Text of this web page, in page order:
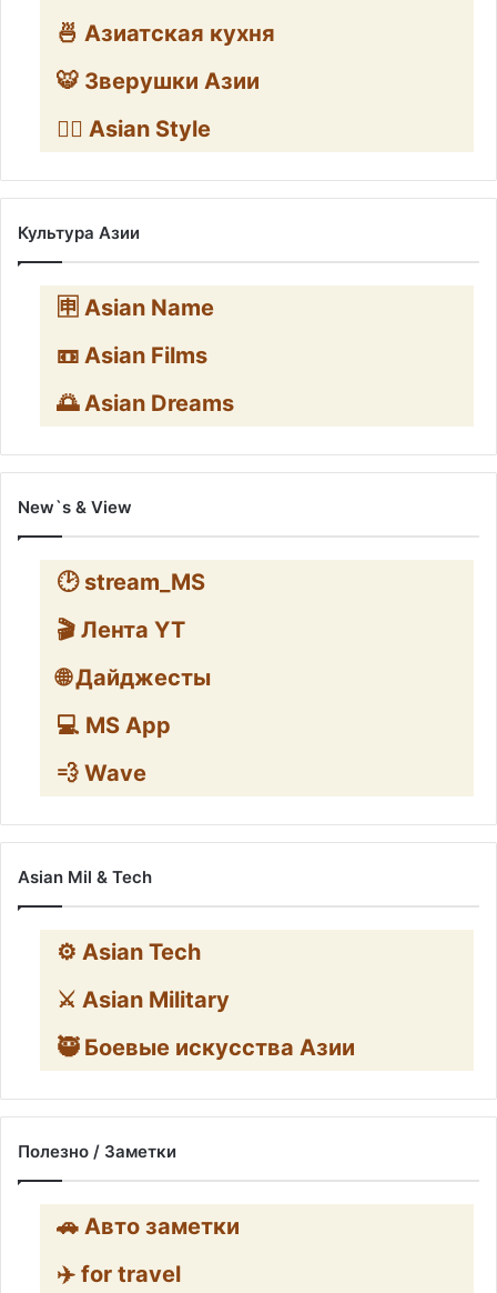
🍜 Азиатская кухня
🐯 Зверушки Азии
🧛‍♂️ Asian Style
Культура Азии
🈸 Asian Name
📼 Asian Films
🌅 Asian Dreams
New`s & View
🕑 stream_MS
🎬 Лента YT
🌐 Дайджесты
💻 MS App
💨 Wave
Asian Mil & Tech
⚙️ Asian Tech
⚔️ Asian Military
🥷 Боевые искусства Азии
Полезно / Заметки
🚗 Авто заметки
✈️ for travel